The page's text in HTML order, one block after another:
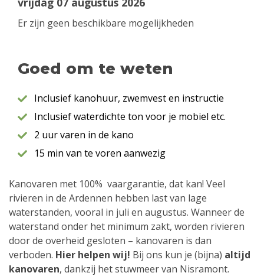
Er zijn geen beschikbare mogelijkheden
Goed om te weten
Inclusief kanohuur, zwemvest en instructie
Inclusief waterdichte ton voor je mobiel etc.
2 uur varen in de kano
15 min van te voren aanwezig
Kanovaren met 100% vaargarantie, dat kan! Veel
rivieren in de Ardennen hebben last van lage
waterstanden, vooral in juli en augustus. Wanneer de
waterstand onder het minimum zakt, worden rivieren
door de overheid gesloten – kanovaren is dan
verboden. Hier helpen wij! Bij ons kun je (bijna) altijd
kanovaren, dankzij het stuwmeer van Nisramont.